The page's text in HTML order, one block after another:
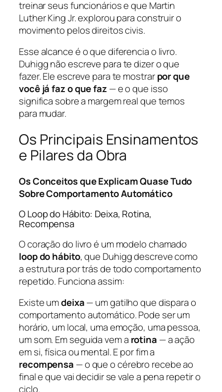
treinar seus funcionários e que Martin
Luther King Jr. explorou para construir o
movimento pelos direitos civis.
Esse alcance é o que diferencia o livro.
Duhigg não escreve para te dizer o que
fazer. Ele escreve para te mostrarpor que
você já faz o que faz — e o que isso
significa sobre a margem real que temos
para mudar.
Os Principais Ensinamentos
e Pilares da Obra
Os Conceitos que Explicam Quase Tudo
Sobre Comportamento Automático
O Loop do Hábito: Deixa, Rotina,
Recompensa
O coração do livro é um modelo chamado
loop do hábito, que Duhigg descreve como
a estrutura por trás de todo comportamento
repetido. Funciona assim:
Existe umdeixa— um gatilho que dispara o
comportamento automático. Pode ser um
horário, um local, uma emoção, uma pessoa,
um som. Em seguida vem a rotina — a ação
em si, física ou mental. E por fim a
recompensa — o que o cérebro recebe ao
final e que vai decidir se vale a pena repetir o
ciclo.